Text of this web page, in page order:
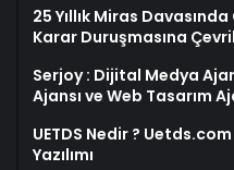
25 Yıllık Miras
Karar Duruşmasına
Serjoy : Dijital Medya
Ajansı ve Web Tasarım
UETDS Nedir ?
Yazılımı